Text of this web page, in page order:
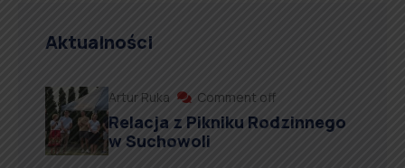
Aktualności
Artur Ruka Comment off
Relacja z Pikniku Rodzinnego
w Suchowoli